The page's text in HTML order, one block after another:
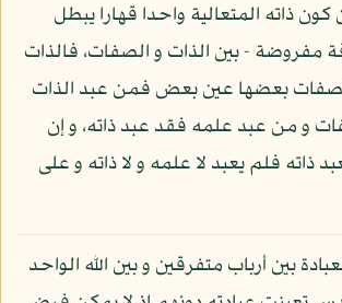
كون ذاته المتعالية واحدا قهارا يبطل
مفروضة - بين الذات و الصفات، فالذات
بعضها عين بعض فمن عبد الذات
و من عبد علمه فقد عبد ذاته، و إن
ذاته فلم يعبد لا علمه و لا ذاته و على
بين أرباب متفرقين و بين الله الواحد